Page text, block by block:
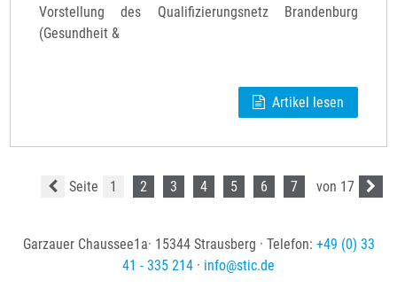
Vorstellung des Qualifizierungsnetz Brandenburg
(Gesundheit &
Artikel lesen
Seite 1 2 3 4 5 6 7 von 17
Garzauer Chaussee1a· 15344 Strausberg · Telefon: +49 (0) 33
41 - 335 214 · info@stic.de